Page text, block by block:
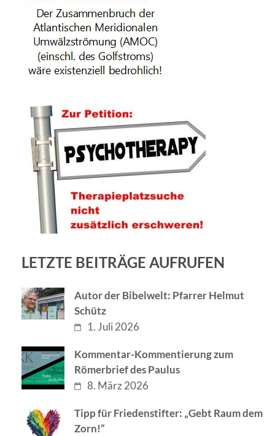
LETZTE BEITRÄGE AUFRUFEN
Autor der Bibelwelt: Pfarrer Helmut
Schütz
1. Juli 2026
Kommentar-Kommentierung zum
Römerbrief des Paulus
8. März 2026
Tipp für Friedenstifter: „Gebt Raum dem
Zorn!“